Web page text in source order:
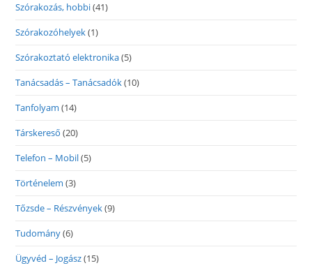
Szórakozás, hobbi(41)
Szórakozóhelyek(1)
Szórakoztató elektronika(5)
Tanácsadás – Tanácsadók(10)
Tanfolyam (14)
Társkereső (20)
Telefon – Mobil(5)
Történelem (3)
Tőzsde – Részvények(9)
Tudomány(6)
Ügyvéd – Jogász(15)